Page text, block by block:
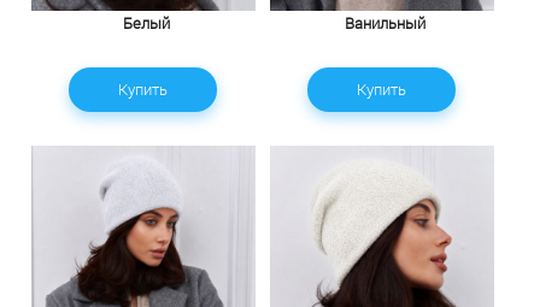
Белый
Купить
Ванильный
Купить